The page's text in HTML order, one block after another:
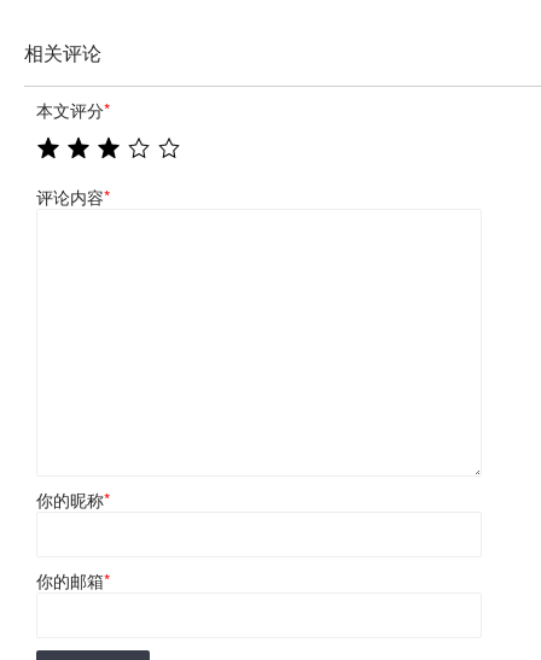
相关评论
本文评分*
评论内容*
你的昵称*
你的邮箱*